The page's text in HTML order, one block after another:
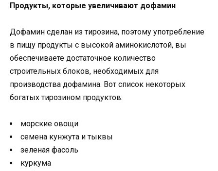
Продукты, которые увеличивают дофамин
Дофамин сделан из тирозина, поэтому употребление
в пищу продукты с высокой аминокислотой, вы
обеспечиваете достаточное количество
строительных блоков, необходимых для
производства дофамина. Вот список некоторых
богатых тирозином продуктов:
морские овощи
семена кунжута и тыквы
зеленая фасоль
куркума